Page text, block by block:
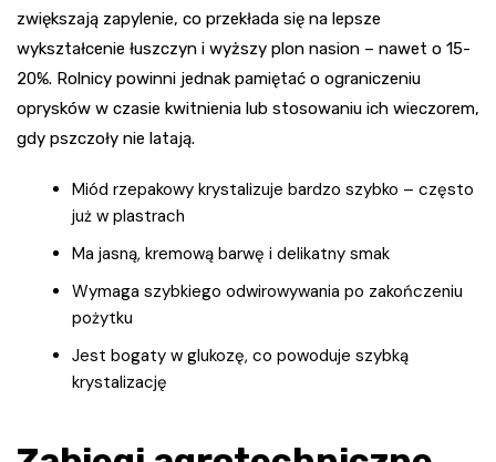
zwiększają zapylenie, co przekłada się na lepsze
wykształcenie łuszczyn i wyższy plon nasion – nawet o 15-
20%. Rolnicy powinni jednak pamiętać o ograniczeniu
oprysków w czasie kwitnienia lub stosowaniu ich wieczorem,
gdy pszczoły nie latają.
Miód rzepakowy krystalizuje bardzo szybko – często
już w plastrach
Ma jasną, kremową barwę i delikatny smak
Wymaga szybkiego odwirowywania po zakończeniu
pożytku
Jest bogaty w glukozę, co powoduje szybką
krystalizację